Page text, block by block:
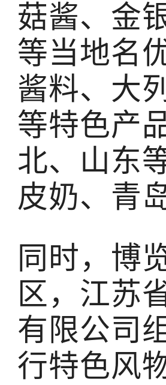
菇酱、金
等当地名
酱料、大
等特色产
北、山东
皮奶、青
同时，博
区，江苏
有限公司
行特色风